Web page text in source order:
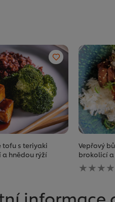
tofu s teriyaki
hnědou rýží
Vepřový
brokolicí
Pro
tuto
odeslána